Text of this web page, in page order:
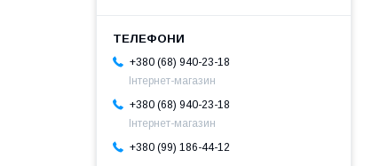
+380 (68) 940-23-18
Інтернет-магазин
+380 (68) 940-23-18
Інтернет-магазин
+380 (99) 186-44-12